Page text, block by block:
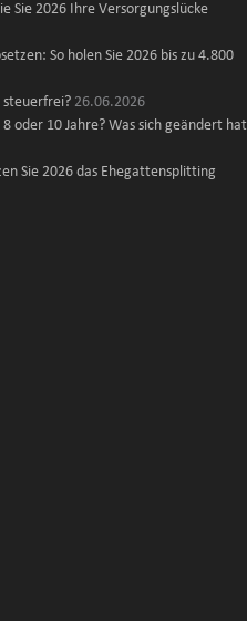
Sie 2026 Ihre Versorgungslücke
So holen Sie 2026 bis zu 4.800
steuerfrei? 26.06.2026
oder 10 Jahre? Was sich geändert hat
Sie 2026 das Ehegattensplitting